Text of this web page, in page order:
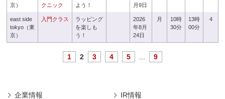
京）
クニック
よう！
月9日
east side
tokyo（東
京）
入門クラス
ラッピング
を楽しも
う！
2026
年8月
24日
月
10時
30分
13時
00分
4
1 2 3 4 5 9
企業情報 IR情報